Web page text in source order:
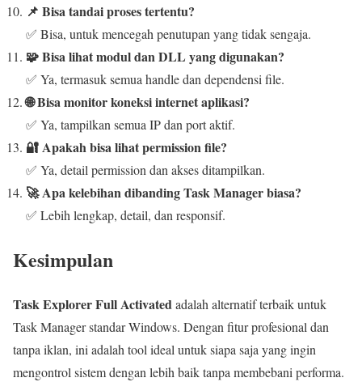
📌 Bisa tandai proses tertentu?
✅ Bisa, untuk mencegah penutupan yang tidak sengaja.
🧩 Bisa lihat modul dan DLL yang digunakan?
✅ Ya, termasuk semua handle dan dependensi file.
🌐 Bisa monitor koneksi internet aplikasi?
✅ Ya, tampilkan semua IP dan port aktif.
🔐 Apakah bisa lihat permission file?
✅ Ya, detail permission dan akses ditampilkan.
🚀 Apa kelebihan dibanding Task Manager biasa?
✅ Lebih lengkap, detail, dan responsif.
Kesimpulan
Task Explorer Full Activatedadalah alternatif terbaik untuk
Task Manager standar Windows. Dengan fitur profesional dan
tanpa iklan, ini adalah tool ideal untuk siapa saja yang ingin
mengontrol sistem dengan lebih baik tanpa membebani performa.